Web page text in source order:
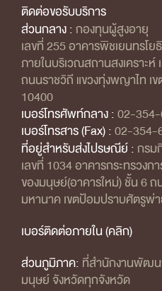
ติดต่อขอรับบริการ
ส่วนกลาง :กองทุนผู้สูงอายุ
เลขที่ 255 อาคารพิชเยนทรโย
ภายในบริเวณสถานสงเคราะ
ถนนราชวิถี แขวงทุ่งพญาไท เ
10400
เบอร์โทรศัพท์กลาง :02-
เบอร์โทรสาร (Fax) :02-354-
ที่อยู่สำหรับส่งไปรษณีย์ :กรม
เลขที่ 1034 อาคารกระทรวง
ของมนุษย์(อาคารใหม่) ชั้น 6 ถ
มหานาค เขตป้อมปราบศัตรูพ่
เบอร์ติดต่อภายใน (คลิก)
ส่วนภูมิภาค: ที่สำนักงานพัฒน
มนุษย์ จังหวัดทุกจังหวัด